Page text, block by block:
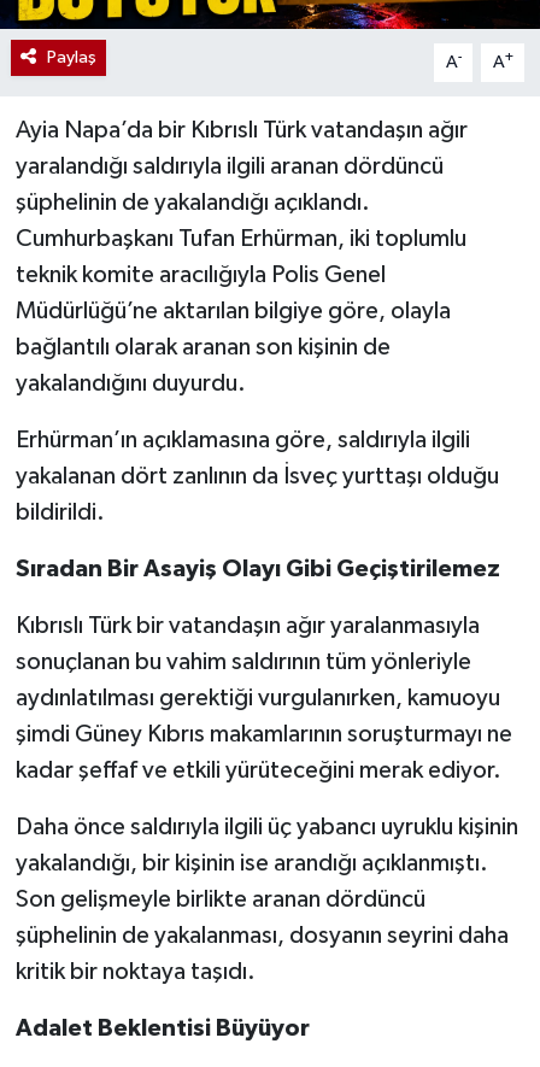
Paylaş A- A+
Ayia Napa’da bir Kıbrıslı Türk vatandaşın ağır
yaralandığı saldırıyla ilgili aranan dördüncü
şüphelinin de yakalandığı açıklandı.
Cumhurbaşkanı Tufan Erhürman, iki toplumlu
teknik komite aracılığıyla Polis Genel
Müdürlüğü’ne aktarılan bilgiye göre, olayla
bağlantılı olarak aranan son kişinin de
yakalandığını duyurdu.
Erhürman’ın açıklamasına göre, saldırıyla ilgili
yakalanan dört zanlının da İsveç yurttaşı olduğu
bildirildi.
Sıradan Bir Asayiş Olayı Gibi Geçiştirilemez
Kıbrıslı Türk bir vatandaşın ağır yaralanmasıyla
sonuçlanan bu vahim saldırının tüm yönleriyle
aydınlatılması gerektiği vurgulanırken, kamuoyu
şimdi Güney Kıbrıs makamlarının soruşturmayı ne
kadar şeffaf ve etkili yürüteceğini merak ediyor.
Daha önce saldırıyla ilgili üç yabancı uyruklu kişinin
yakalandığı, bir kişinin ise arandığı açıklanmıştı.
Son gelişmeyle birlikte aranan dördüncü
şüphelinin de yakalanması, dosyanın seyrini daha
kritik bir noktaya taşıdı.
Adalet Beklentisi Büyüyor